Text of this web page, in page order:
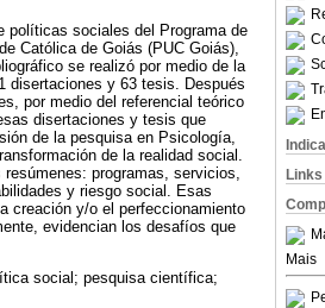
Mais
políticas sociales del Programa de
Católica de Goiás (PUC Goiás),
se realizó por medio de la
disertaciones y 63 tesis. Después
por medio del referencial teórico
disertaciones y tesis que
de la pesquisa en Psicología,
de la realidad social.
programas, servicios,
y riesgo social. Esas
creación y/o el perfeccionamiento
evidencian los desafíos que
social; pesquisa científica;